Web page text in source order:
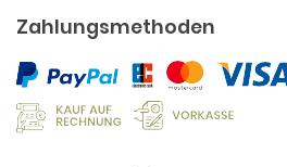
Zahlungsmethoden